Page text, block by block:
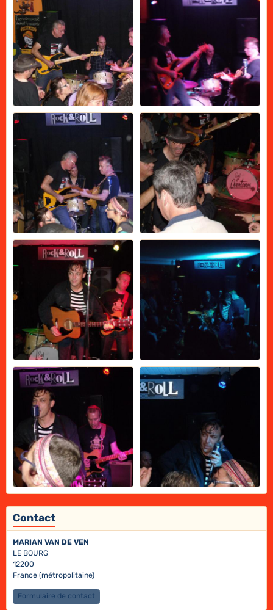
Contact
MARIAN VAN DE VEN
LE BOURG
12200
France (métropolitaine)
Formulaire de contact